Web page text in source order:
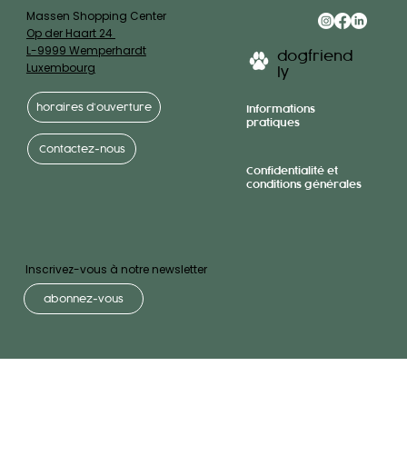
Inscrivez-vous à notre newsletter
abonnez-vous
dogfriend
ly
Informations
pratiques
Confidentialité et
conditions générales
Massen Shopping Center
Op der Haart 24
L-9999 Wemperhardt
Luxembourg
horaires d’ouverture
Contactez-nous